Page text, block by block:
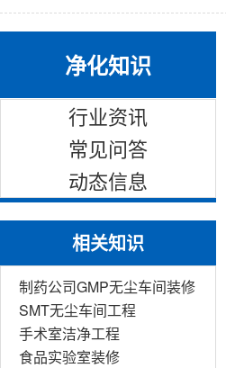
净化知识
行业资讯
常见问答
动态信息
相关知识
制药公司GMP无尘车间装修
SMT无尘车间工程
手术室洁净工程
食品实验室装修